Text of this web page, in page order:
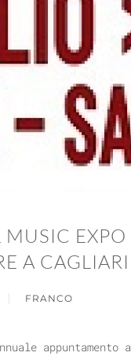
MUSIC
A CAGLIARI
FRANCO